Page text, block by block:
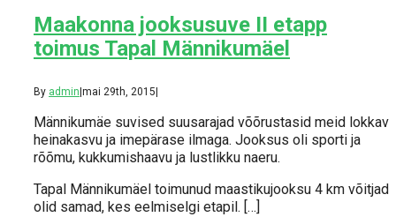
Maakonna jooksusuve II etapp
toimus Tapal Männikumäel
By admin mai 29th, 2015
Männikumäe suvised suusarajad võõrustasid meid lokkava
heinakasvu ja imepärase ilmaga. Jooksus oli sporti ja
rõõmu, kukkumishaavu ja lustlikku naeru.
Tapal Männikumäel toimunud maastikujooksu 4 km võitjad
olid samad, kes eelmiselgi etapil. […]